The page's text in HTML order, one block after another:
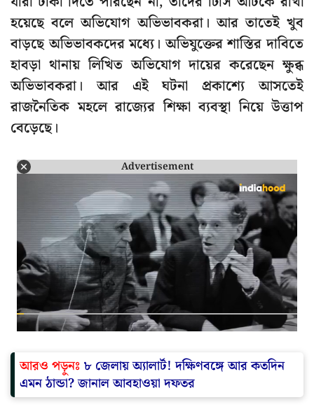
হয়েছে বলে অভিযোগ অভিভাবকরা। আর তাতেই খুব
বাড়ছে অভিভাবকদের মধ্যে। অভিযুক্তের শাস্তির দাবিতে
হাবড়া থানায় লিখিত অভিযোগ দায়ের করেছেন ক্ষুব্ধ
অভিভাবকরা। আর এই ঘটনা প্রকাশ্যে আসতেই
রাজনৈতিক মহলে রাজ্যের শিক্ষা ব্যবস্থা নিয়ে উত্তাপ
বেড়েছে।
Advertisement
আরও পড়ুনঃ ৮ জেলায় অ্যালার্ট! দক্ষিণবঙ্গে আর কতদিন
এমন ঠান্ডা? জানাল আবহাওয়া দফতর